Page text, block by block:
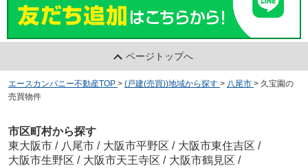
ページトップへ
エースカンパニー不動産TOP > (戸建(売買))地域から探す > 八尾市 > 久宝園の
売買物件
市区町村から探す
東大阪市 / 八尾市 / 大阪市平野区 / 大阪市東住吉区 /
大阪市生野区 / 大阪市天王寺区 / 大阪市鶴見区 /